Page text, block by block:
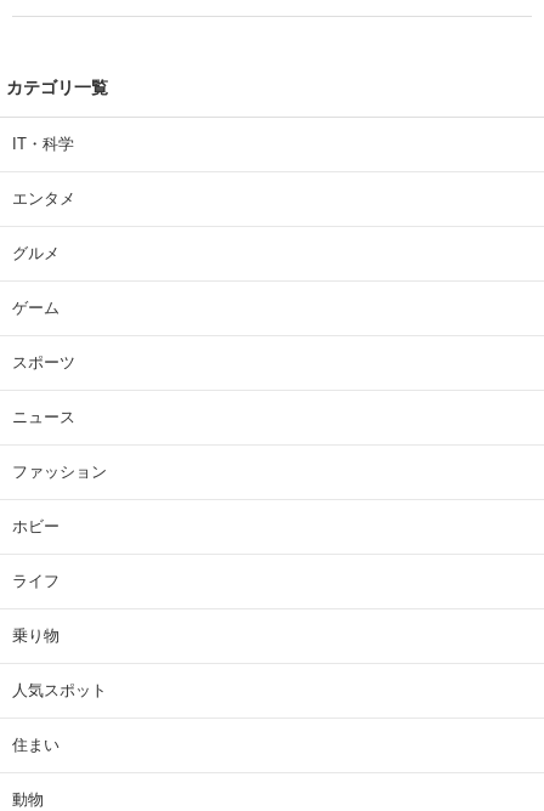
カテゴリ一覧
IT・科学
エンタメ
グルメ
ゲーム
スポーツ
ニュース
ファッション
ホビー
ライフ
乗り物
人気スポット
住まい
動物